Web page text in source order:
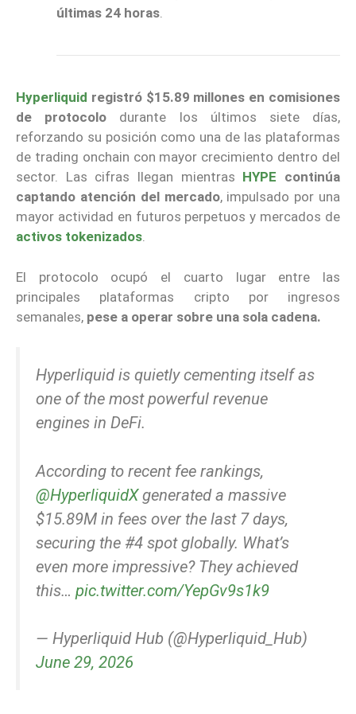
últimas 24 horas.
Hyperliquid registró $15.89 millones en comisiones
de protocolo durante los últimos siete días,
reforzando su posición como una de las plataformas
de trading onchain con mayor crecimiento dentro del
sector. Las cifras llegan mientras HYPE continúa
captando atención del mercado, impulsado por una
mayor actividad en futuros perpetuos y mercados de
activos tokenizados.
El protocolo ocupó el cuarto lugar entre las
principales plataformas cripto por ingresos
semanales, pese a operar sobre una sola cadena.
Hyperliquid is quietly cementing itself as
one of the most powerful revenue
engines in DeFi.
According to recent fee rankings,
@HyperliquidXgenerated a massive
$15.89M in fees over the last 7 days,
securing the #4 spot globally. What’s
even more impressive? They achieved
this… pic.twitter.com/YepGv9s1k9
— Hyperliquid Hub (@Hyperliquid_Hub)
June 29, 2026